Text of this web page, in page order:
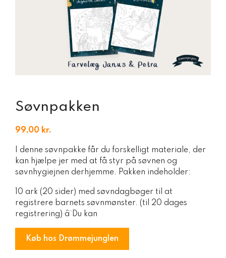
Søvnpakken
99,00 kr.
I denne søvnpakke får du forskelligt materiale, der
kan hjælpe jer med at få styr på søvnen og
søvnhygiejnen derhjemme. Pakken indeholder:
10 ark (20 sider) med søvndagbøger til at
registrere barnets søvnmønster. (til 20 dages
registrering) â¨Du kan
Køb hos Drømmejunglen